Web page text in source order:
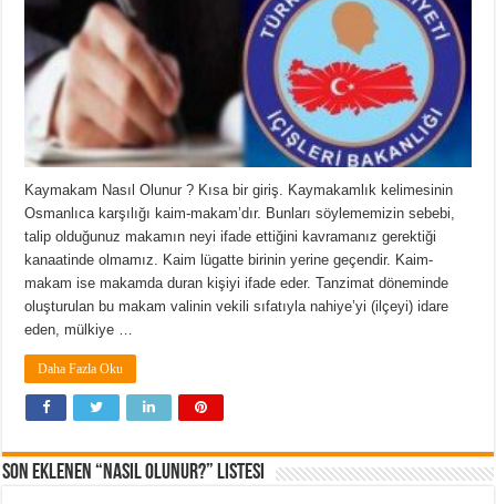
Kaymakam Nasıl Olunur ? Kısa bir giriş. Kaymakamlık kelimesinin
Osmanlıca karşılığı kaim-makam’dır. Bunları söylememizin sebebi,
talip olduğunuz makamın neyi ifade ettiğini kavramanız gerektiği
kanaatinde olmamız. Kaim lügatte birinin yerine geçendir. Kaim-
makam ise makamda duran kişiyi ifade eder. Tanzimat döneminde
oluşturulan bu makam valinin vekili sıfatıyla nahiye’yi (ilçeyi) idare
eden, mülkiye …
Daha Fazla Oku
Son Eklenen “Nasıl Olunur?” Listesi